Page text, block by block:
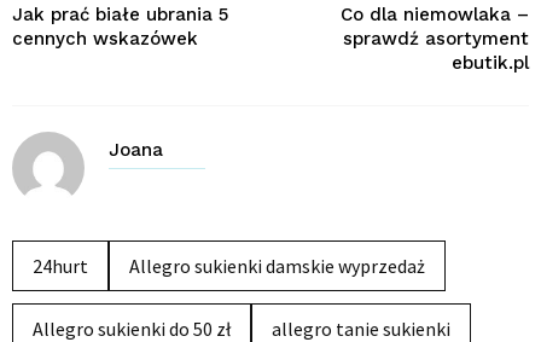
Jak prać białe ubrania 5
cennych wskazówek
Co dla niemowlaka –
sprawdź asortyment
ebutik.pl
Joana
24hurt Allegro sukienki damskie wyprzedaż
Allegro sukienki do 50 zł allegro tanie sukienki